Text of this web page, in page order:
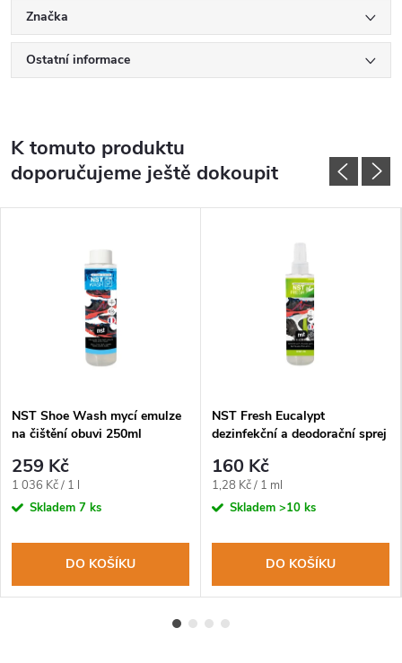
Značka
Ostatní informace
K tomuto produktu
doporučujeme ještě dokoupit
NST Shoe Wash mycí emulze
na čištění obuvi 250ml
259 Kč
Měrná
cena:
1 036 Kč / 1 l
Skladem 7 ks
DO KOŠÍKU
NST Fresh Eucalypt
dezinfekční a deodorační sprej
160 Kč
Měrná
cena:
1,28 Kč / 1 ml
Skladem >10 ks
DO KOŠÍKU